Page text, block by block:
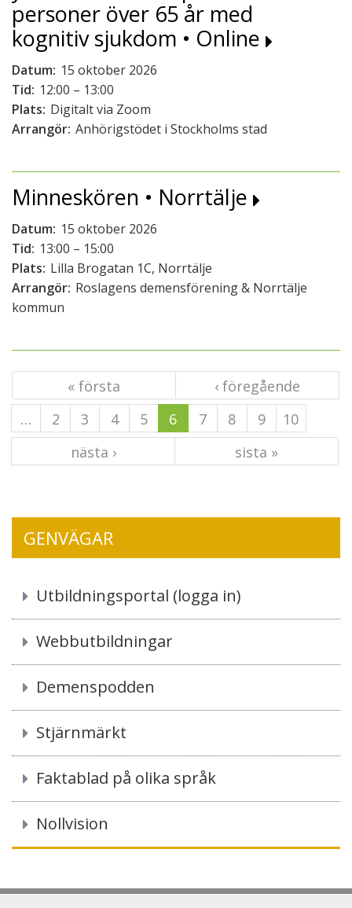
personer över 65 år med
kognitiv sjukdom • Online
Datum: 15 oktober 2026
Tid: 12:00 – 13:00
Plats: Digitalt via Zoom
Arrangör: Anhörigstödet i Stockholms stad
Minneskören • Norrtälje
Datum: 15 oktober 2026
Tid: 13:00 – 15:00
Plats: Lilla Brogatan 1C, Norrtälje
Arrangör: Roslagens demensförening & Norrtälje
kommun
« första
‹ föregående
…
2 3 4 5 6 7 8 9
10
nästa ›
sista »
GENVÄGAR
Utbildningsportal (logga in)
Webbutbildningar
Demenspodden
Stjärnmärkt
Faktablad på olika språk
Nollvision